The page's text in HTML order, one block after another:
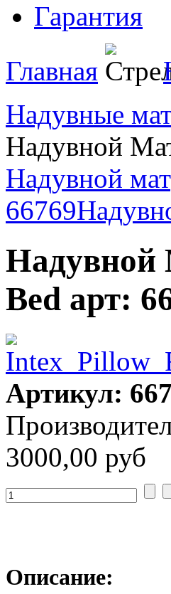
Гарантия
Главная
Надувные
Надувной
Надувной
66769
Надувной
Bed арт:
Артикул:
3000,00 руб
Описание: